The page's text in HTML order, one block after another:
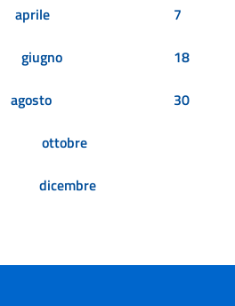
aprile
giugno
agosto
ottobre
dicembre
7
18
30